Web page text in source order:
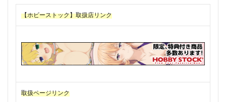
【ホビーストック】取扱店リンク
取扱ページリンク